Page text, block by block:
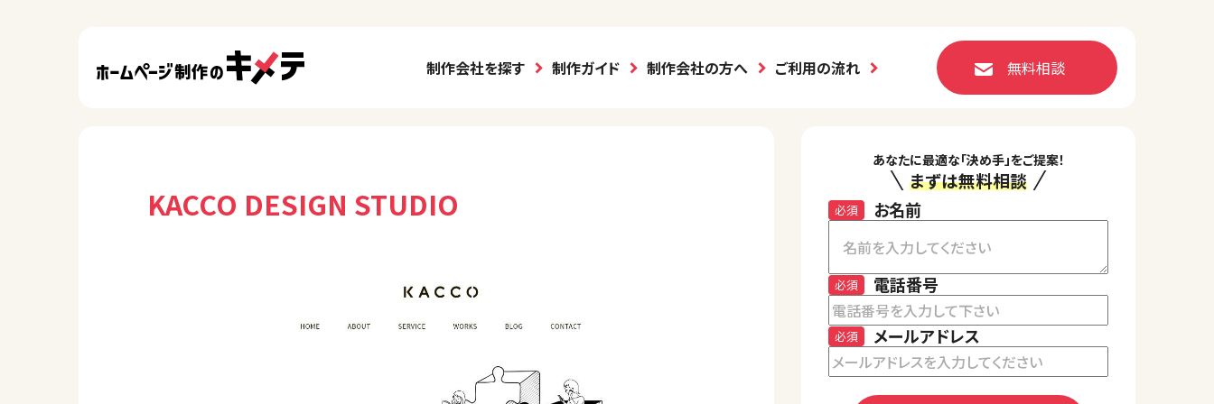
制作会社を探す 制作ガイド 制作会社の方へ ご利用の流れ 無料相談
KACCO DESIGN STUDIO
あなたに最適な「決め手」をご提案！
まずは無料相談
お名前
必須
電話番号
必須
メールアドレス
必須